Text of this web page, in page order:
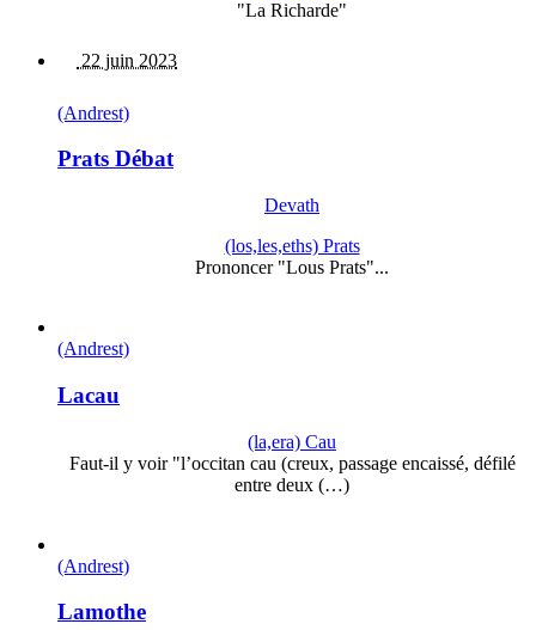
"La Richarde"
22 juin 2023
(Andrest)
Prats Débat
Devath
(los,les,eths) Prats
Prononcer "Lous Prats"...
(Andrest)
Lacau
(la,era) Cau
Faut-il y voir "l’occitan cau (creux, passage encaissé, défilé
entre deux (…)
(Andrest)
Lamothe